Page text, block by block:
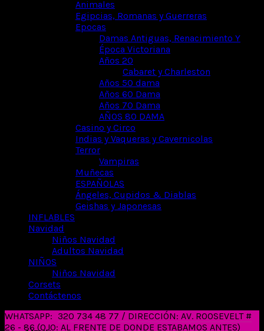
Animales
Egipcias, Romanas y Guerreras
Epocas
Damas Antiguas, Renacimiento Y
Época Victoriana
Años 20
Cabaret y Charleston
Años 50 dama
Años 60 Dama
Años 70 Dama
AÑOS 80 DAMA
Casino y Circo
Indias y Vaqueras y Cavernicolas
Terror
Vampiras
Muñecas
ESPAÑOLAS
Ángeles, Cupidos & Diablas
Geishas y Japonesas
INFLABLES
Navidad
Niños Navidad
Adultos Navidad
NIÑOS
Niños Navidad
Corsets
Contáctenos
WHATSAPP: 320 734 48 77 / DIRECCIÓN: AV. ROOSEVELT #
26 - 86 (OJO: AL FRENTE DE DONDE ESTABAMOS ANTES)